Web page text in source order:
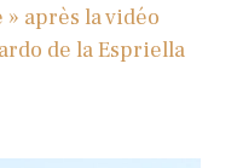
après la vidéo
de la Espriella